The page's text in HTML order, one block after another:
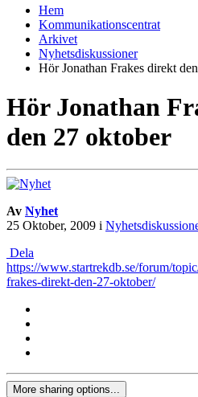
Hem
Kommunikationscentrat
Arkivet
Nyhetsdiskussioner
Hör Jonathan Frakes direkt
Hör Jonathan
den 27 oktober
Av Nyhet
25 Oktober, 2009 i
Dela
https://www.startrekdb.se/forum/
frakes-direkt-den-27-oktober/
More sharing options...